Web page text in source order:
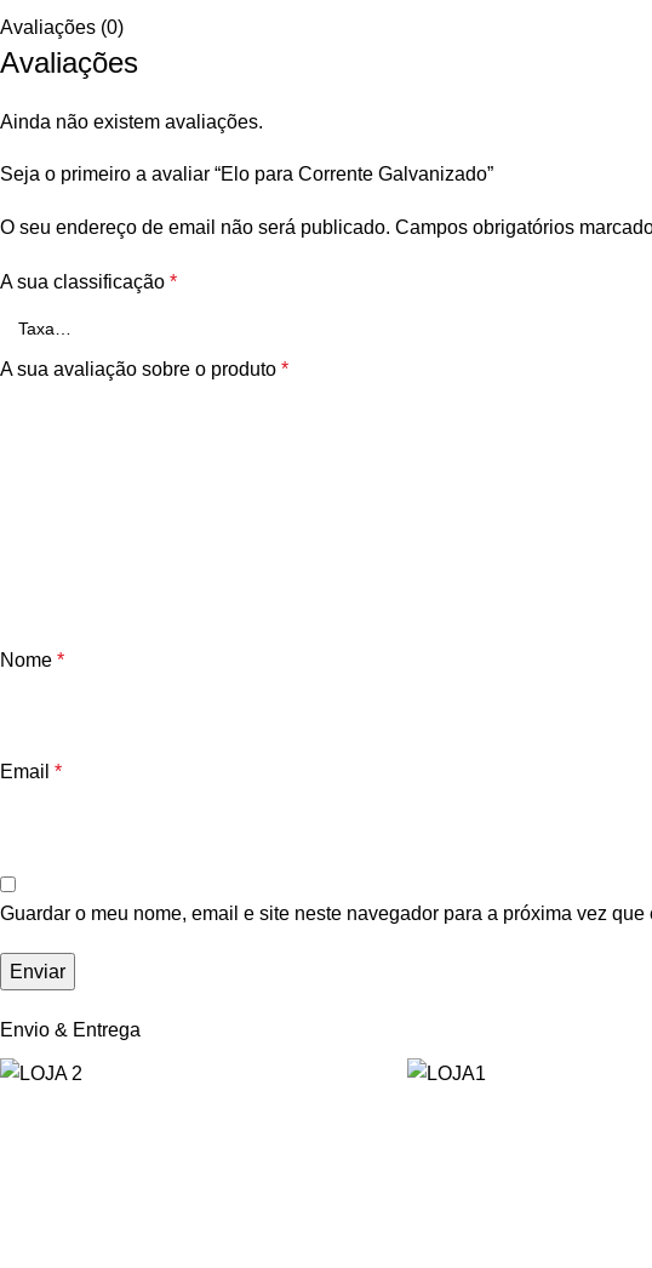
Avaliações (0)
Avaliações
Ainda não existem avaliações.
Seja o primeiro a avaliar “Elo para Corrente Galvanizado”
O seu endereço de email não será publicado. Campos obrigatórios
A sua classificação *
A sua avaliação sobre o produto *
Nome *
Email *
Guardar o meu nome, email e site neste navegador para a próxima vez que
Envio & Entrega